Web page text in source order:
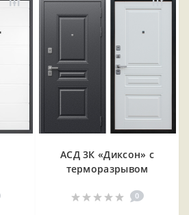
АСД 3К «Диксон» с
терморазрывом
0